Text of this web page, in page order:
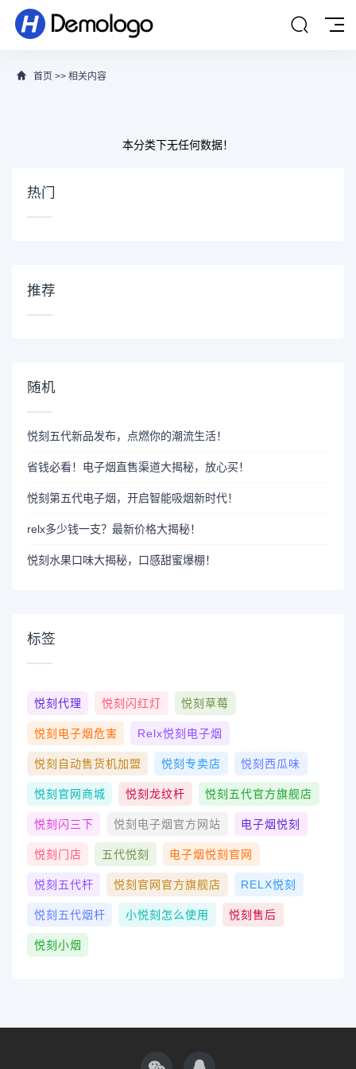
首页 >> 相关内容
本分类下无任何数据！
热门
推荐
随机
悦刻五代新品发布，点燃你的潮流生活！
省钱必看！电子烟直售渠道大揭秘，放心买！
悦刻第五代电子烟，开启智能吸烟新时代！
relx多少钱一支？最新价格大揭秘！
悦刻水果口味大揭秘，口感甜蜜爆棚！
标签
悦刻代理 悦刻闪红灯 悦刻草莓
悦刻电子烟危害 Relx悦刻电子烟
悦刻自动售货机加盟 悦刻专卖店 悦刻西瓜味
悦刻官网商城 悦刻龙纹杆 悦刻五代官方旗舰店
悦刻闪三下 悦刻电子烟官方网站 电子烟悦刻
悦刻门店 五代悦刻 电子烟悦刻官网
悦刻五代杆 悦刻官网官方旗舰店 RELX悦刻
悦刻五代烟杆 小悦刻怎么使用 悦刻售后
悦刻小烟